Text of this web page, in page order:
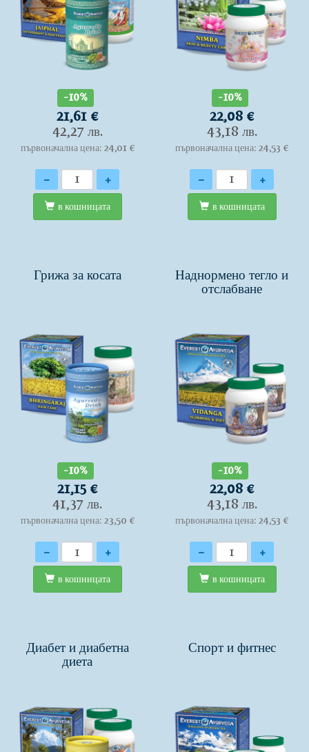
-10%
21,61 €
42,27 лв.
първоначална цена: 24,01 €
Количество
- +
в кошницата
-10%
22,08 €
43,18 лв.
първоначална цена: 24,53 €
Количество
- +
в кошницата
Грижа за косата
-10%
21,15 €
41,37 лв.
първоначална цена: 23,50 €
Количество
- +
в кошницата
Наднормено тегло и
отслабване
-10%
22,08 €
43,18 лв.
първоначална цена: 24,53 €
Количество
- +
в кошницата
Диабет и диабетна
диета
Спорт и фитнес